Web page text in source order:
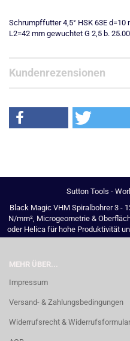
Schrumpffutter 4,5° HSK 63E
L2=42 mm gewuchtet G 2,5 b.
Kundenrezensionen
Sutton Tools -
Black Magic VHM Spiralbohrer 3 -
N/mm², Microgeometrie &
oder Helica für hohe Produktivität
MEHR ÜBER...
Impressum
Versand- & Zahlungsbedingungen
Widerrufsrecht & Widerrufsformular